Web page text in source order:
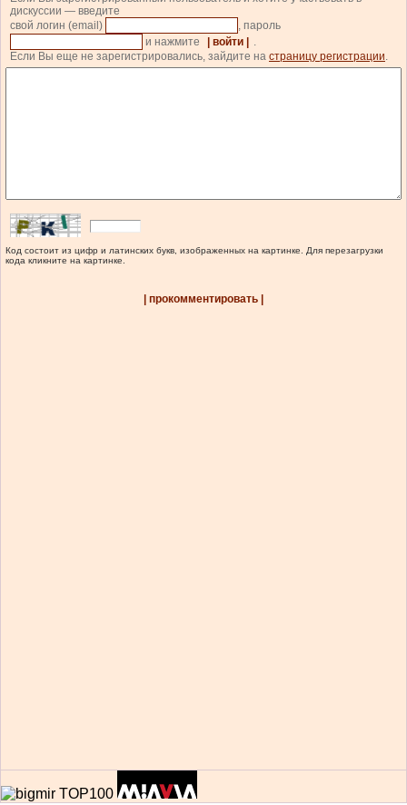
дискуссии — введите
свой логин (email)
, пароль
и нажмите
| войти |
.
Если Вы еще не зарегистрировались, зайдите на страницу регистрации.
Код состоит из цифр и латинских букв, изображенных на картинке. Для перезагрузки
кода кликните на картинке.
| прокомментировать |